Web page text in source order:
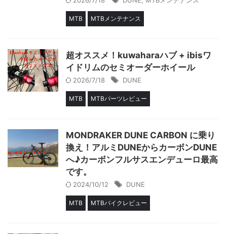
MTB MTBメンテナンス
超オススメ！kuwaharaハブ + ibisワ
イドリムのセミオーダーホイール
2026/7/18 DUNE
MTB MTBパーツレビュー
MONDRAKER DUNE CARBON に乗り
換え！アルミDUNEからカーボンDUNE
へ♪カーボンフルサスエンデューロ最高
です。
2024/10/12 DUNE
MTB MTBバイクレビュー